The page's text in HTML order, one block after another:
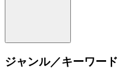
ジャンル／キーワード